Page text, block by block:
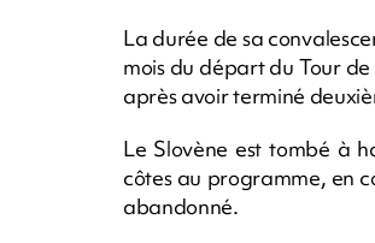
La durée de sa
mois du départ du Tour
après avoir terminé
Le Slovène est tombé à
côtes au programme, en
abandonné.